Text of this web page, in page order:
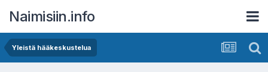
Naimisiin.info
Yleistä hääkeskustelua